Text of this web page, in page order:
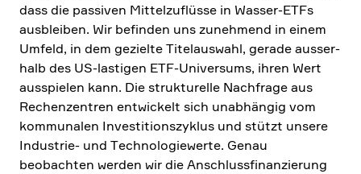
dass die passiven Mittel­zu­flüsse in Wasser-ETFs
ausbleiben. Wir befinden uns zuneh­mend in einem
Umfeld, in dem gezielte Titel­aus­wahl, gerade ausser­
halb des US-lastigen ETF-Univer­sums, ihren Wert
ausspielen kann. Die struk­tu­relle Nachfrage aus
Rechen­zen­tren entwickelt sich unabhängig vom
kommu­nalen Investi­ti­ons­zy­klus und stützt unsere
Industrie- und Techno­lo­gie­werte. Genau
beobachten werden wir die Anschluss­fi­nan­zie­rung